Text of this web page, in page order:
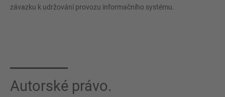
závazku k udržování provozu informačního systému.
Autorské právo.